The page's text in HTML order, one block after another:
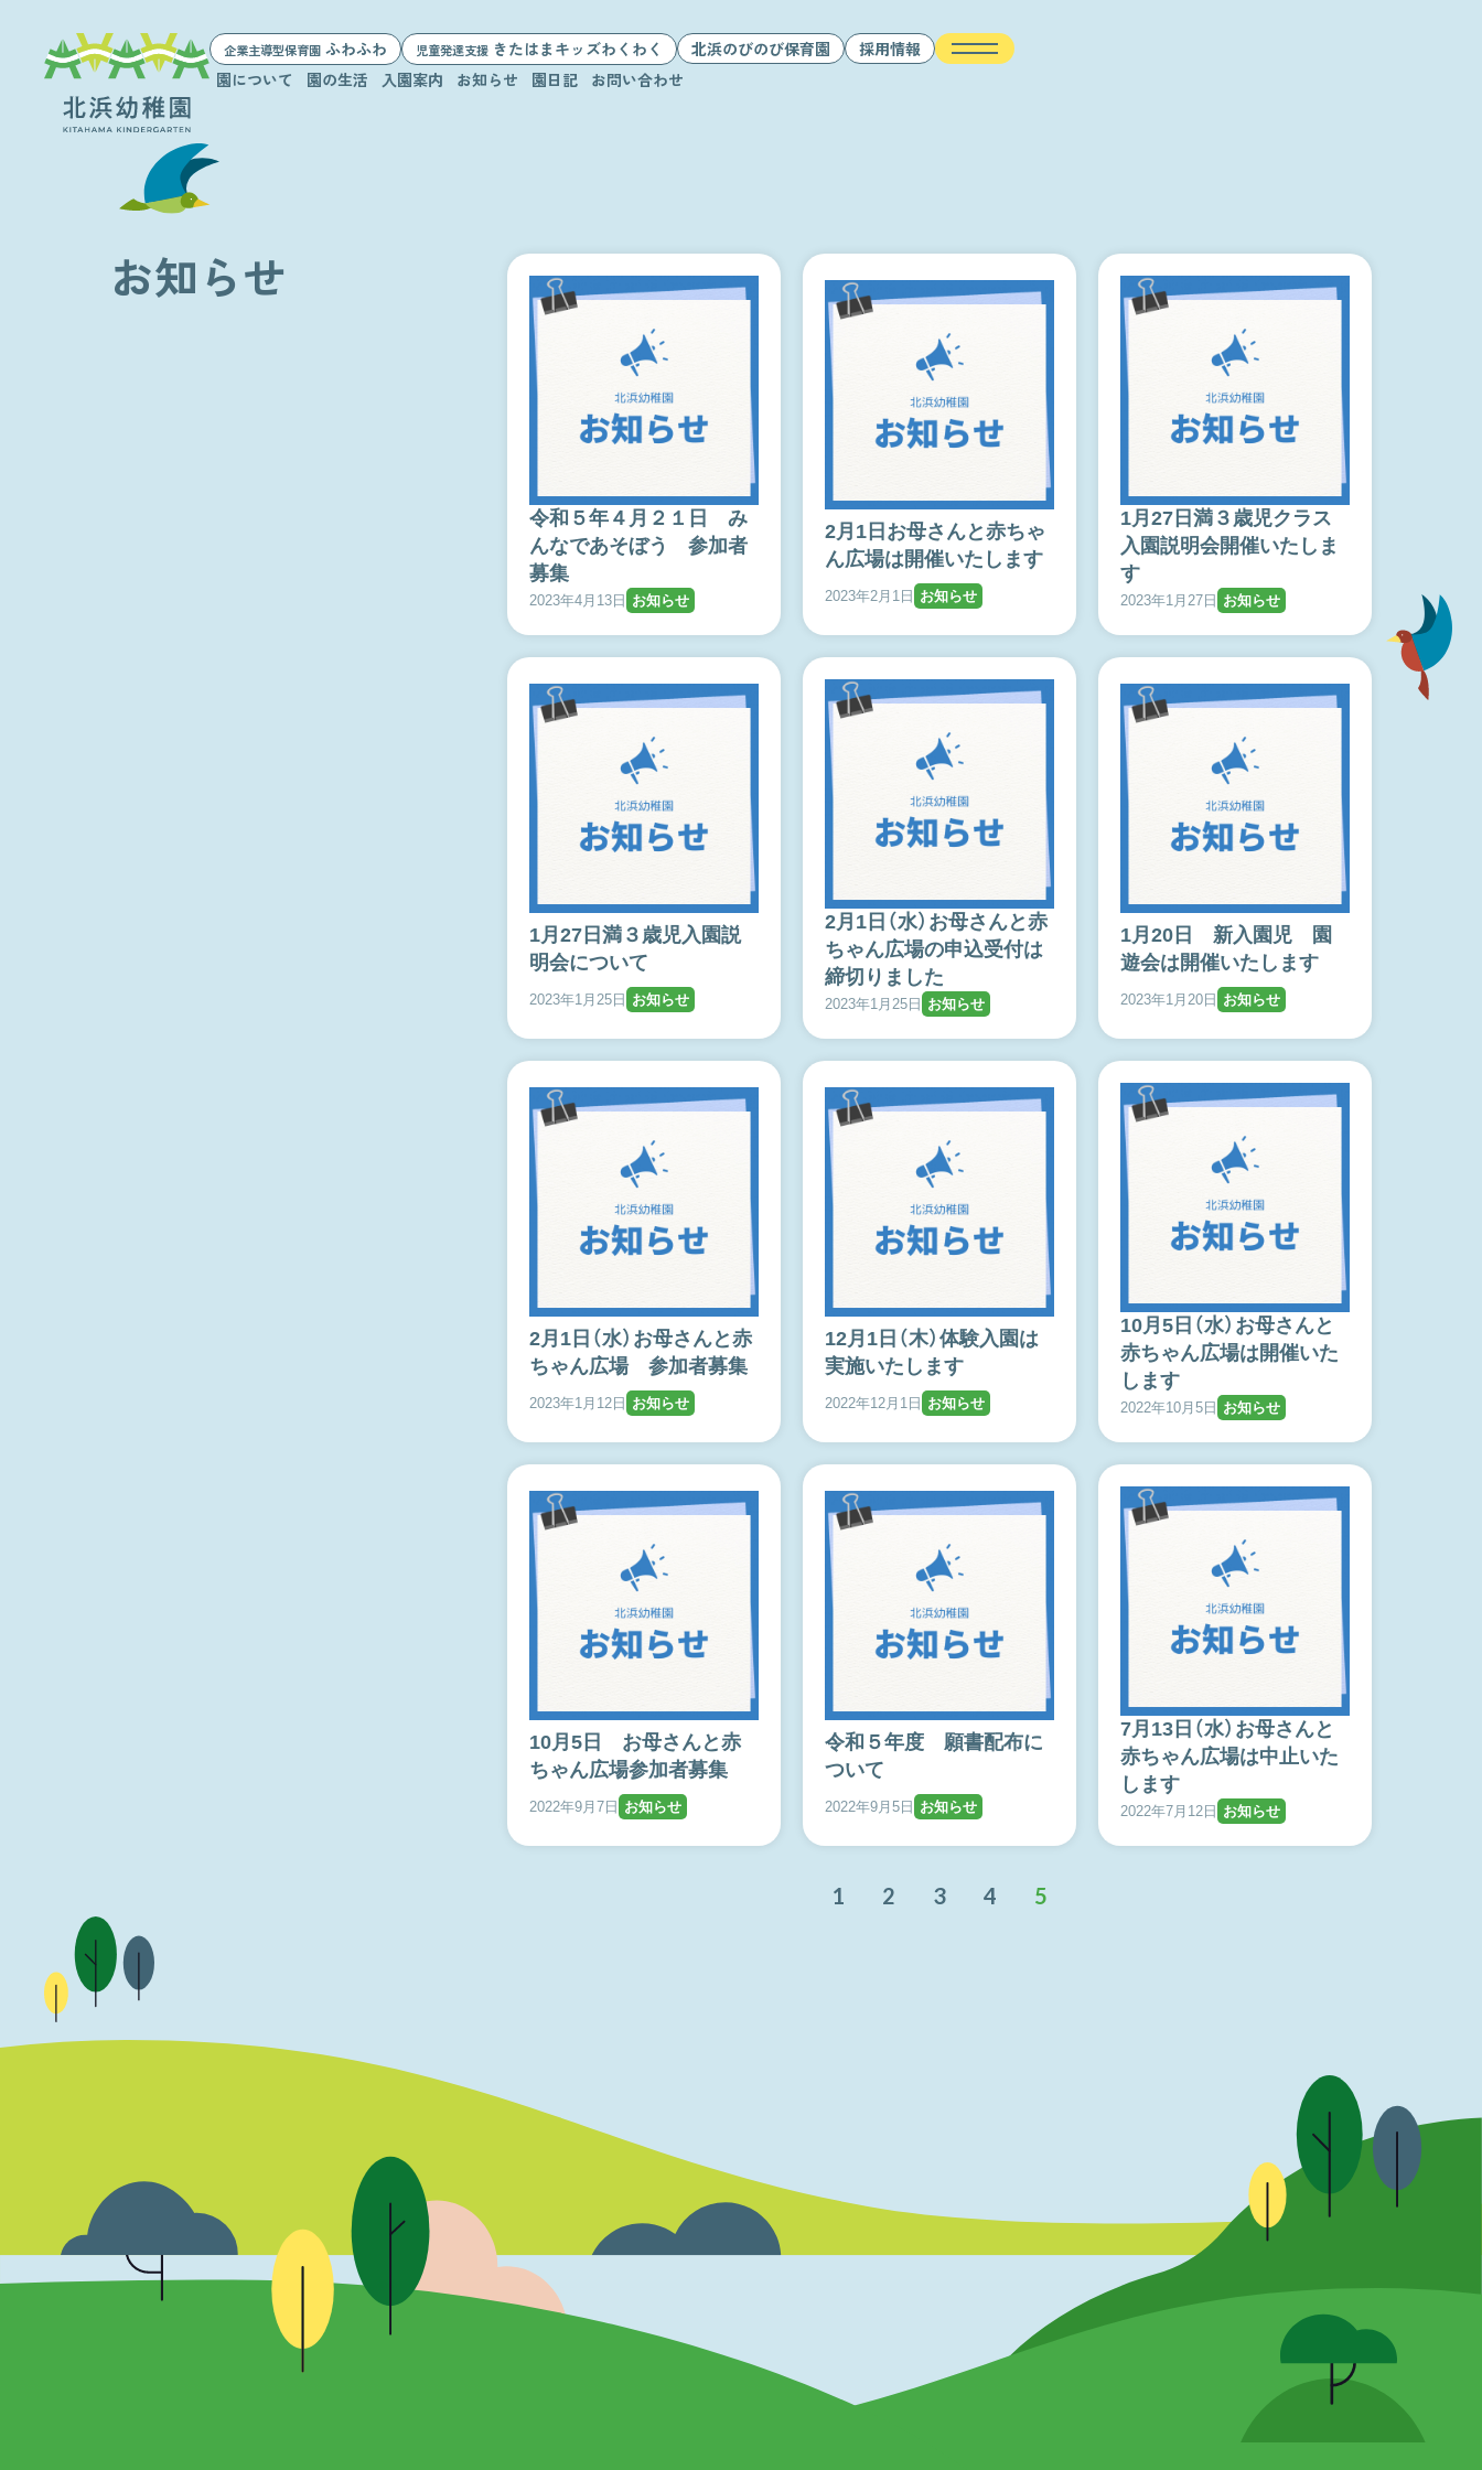
企業主導型保育園 ふわふわ 児童発達支援 きたはまキッズわくわく 北浜のびのび保育園
採用情報
園について
園の生活 入園案内 お知らせ 園日記 お問い合わせ
お知らせ
令和５年４月２１日 み
んなであそぼう 参加者
募集
2023年4月13日 お知らせ
2月1日お母さんと赤ちゃ
ん広場は開催いたします
2023年2月1日 お知らせ
1月27日満３歳児クラス
入園説明会開催いたしま
す
2023年1月27日 お知らせ
1月27日満３歳児入園説
明会について
2023年1月25日 お知らせ
2月1日（水）お母さんと赤
ちゃん広場の申込受付は
締切りました
2023年1月25日 お知らせ
1月20日 新入園児 園
遊会は開催いたします
2023年1月20日 お知らせ
2月1日（水）お母さんと赤
ちゃん広場 参加者募集
2023年1月12日 お知らせ
12月1日（木）体験入園は
実施いたします
2022年12月1日 お知らせ
10月5日（水）お母さんと
赤ちゃん広場は開催いた
します
2022年10月5日 お知らせ
10月5日 お母さんと赤
ちゃん広場参加者募集
2022年9月7日 お知らせ
令和５年度 願書配布に
ついて
2022年9月5日 お知らせ
7月13日（水）お母さんと
赤ちゃん広場は中止いた
します
2022年7月12日 お知らせ
1 2 3 4 5